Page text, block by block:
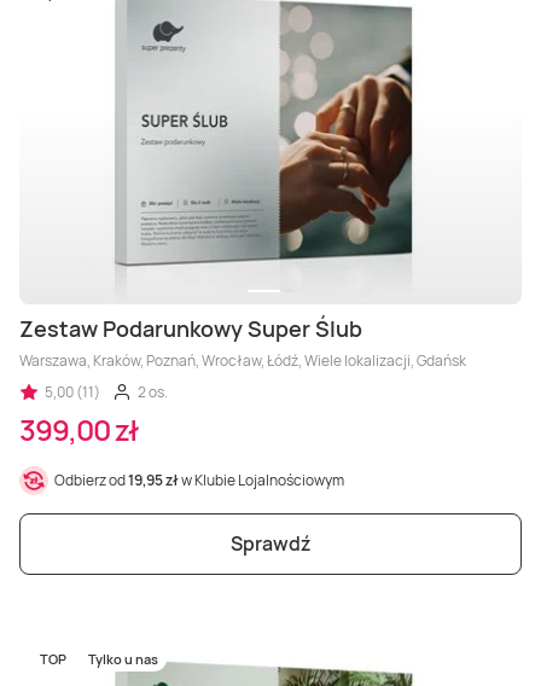
Zestaw Podarunkowy Super Ślub
Warszawa, Kraków, Poznań, Wrocław, Łódź, Wiele lokalizacji, Gdańsk
5,00 (11)
2 os.
399,00 zł
Odbierz od19,95 złw Klubie Lojalnościowym
Sprawdź
TOP Tylko u nas